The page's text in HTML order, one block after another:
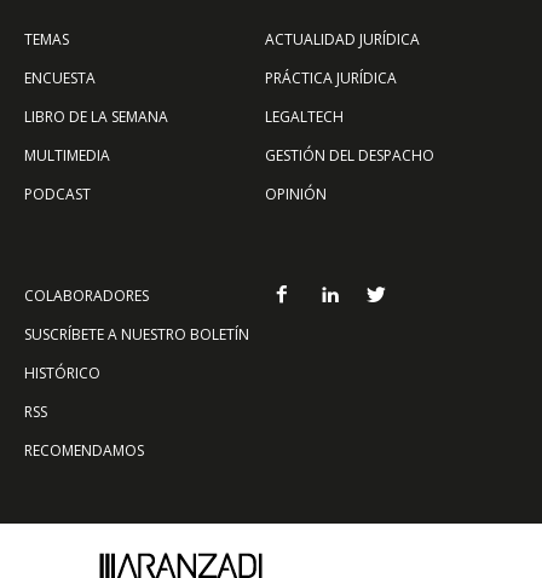
TEMAS
ENCUESTA
LIBRO DE LA SEMANA
MULTIMEDIA
PODCAST
ACTUALIDAD JURÍDICA
PRÁCTICA JURÍDICA
LEGALTECH
GESTIÓN DEL DESPACHO
OPINIÓN
COLABORADORES
SUSCRÍBETE A NUESTRO BOLETÍN
HISTÓRICO
RSS
RECOMENDAMOS